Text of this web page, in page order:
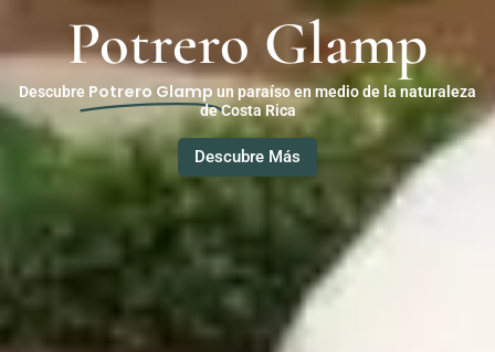
Potrero Glamp
Descubre Potrero Glamp un paraíso en medio de la naturaleza
de Costa Rica
Descubre Más